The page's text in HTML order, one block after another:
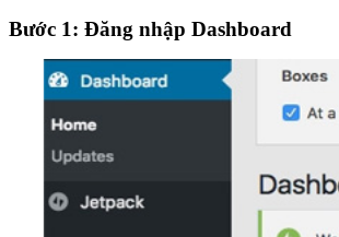
Bước 1: Đăng nhập Dashboard